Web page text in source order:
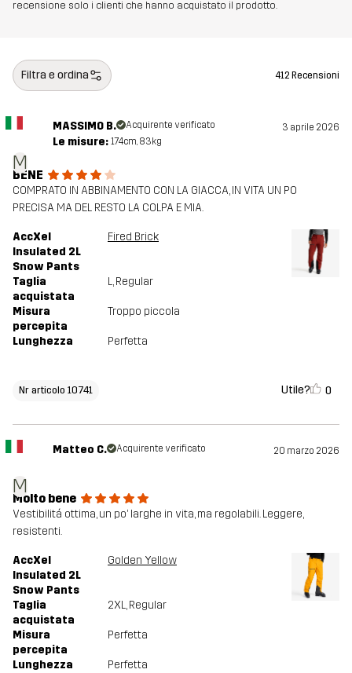
recensione solo i clienti che hanno acquistato il prodotto.
Filtra e ordina 412 Recensioni
M
MASSIMO B. Acquirente verificato 3 aprile 2026
Le misure: 174cm, 83kg
BENE
COMPRATO IN ABBINAMENTO CON LA GIACCA, IN VITA UN PO
PRECISA MA DEL RESTO LA COLPA E MIA.
AccXel
Insulated 2L
Snow Pants
Fired Brick
Taglia
acquistata
L, Regular
Misura
percepita
Troppo piccola
Lunghezza Perfetta
Nr articolo 10741 Utile? 0
M
Matteo C. Acquirente verificato 20 marzo 2026
Molto bene
Vestibilitá ottima, un po’ larghe in vita, ma regolabili. Leggere,
resistenti.
AccXel
Insulated 2L
Snow Pants
Golden Yellow
Taglia
acquistata
2XL, Regular
Misura
percepita
Perfetta
Lunghezza Perfetta